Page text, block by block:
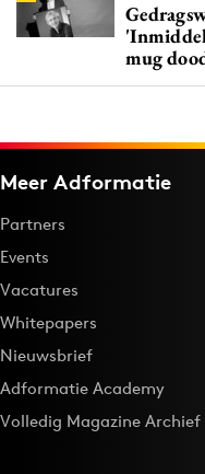
mug
Meer Adformatie
Partners
Events
Vacatures
Whitepapers
Nieuwsbrief
Adformatie Academy
Volledig Magazine Archief